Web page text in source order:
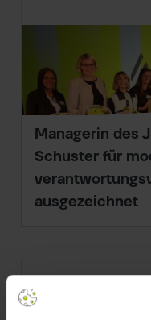
Managerin des
Schuster für
ausgezeichnet